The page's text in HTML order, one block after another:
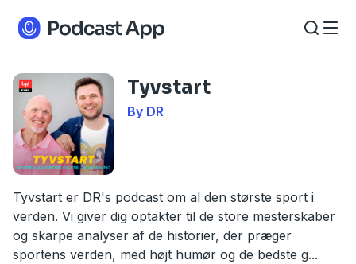
Tyvstart
By DR
Tyvstart er DR's podcast om al den største sport i
verden. Vi giver dig optakter til de store mesterskaber
og skarpe analyser af de historier, der præger
sportens verden, med højt humør og de bedste g...